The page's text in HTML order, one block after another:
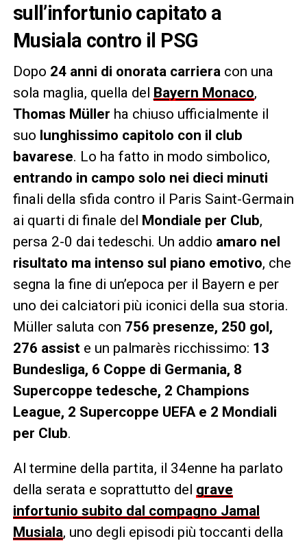
sull’infortunio capitato a
Musiala contro il PSG
Dopo 24 anni di onorata carriera con una
sola maglia, quella del Bayern Monaco,
Thomas Müller ha chiuso ufficialmente il
suo lunghissimo capitolo con il club
bavarese. Lo ha fatto in modo simbolico,
entrando in campo solo nei dieci minuti
finali della sfida contro il Paris Saint-Germain
ai quarti di finale del Mondiale per Club,
persa 2-0 dai tedeschi. Un addio amaro nel
risultato ma intenso sul piano emotivo, che
segna la fine di un’epoca per il Bayern e per
uno dei calciatori più iconici della sua storia.
Müller saluta con 756 presenze, 250 gol,
276 assiste un palmarès ricchissimo: 13
Bundesliga, 6 Coppe di Germania, 8
Supercoppe tedesche, 2 Champions
League, 2 Supercoppe UEFA e 2 Mondiali
per Club.
Al termine della partita, il 34enne ha parlato
della serata e soprattutto del grave
infortunio subito dal compagno Jamal
Musiala, uno degli episodi più toccanti della